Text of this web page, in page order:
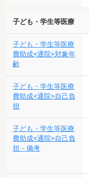
子ども・学生等医療
子ども・学生等医療
費助成<通院>対象年
齢
子ども・学生等医療
費助成<通院>自己負
担
子ども・学生等医療
費助成<通院>自己負
担－備考